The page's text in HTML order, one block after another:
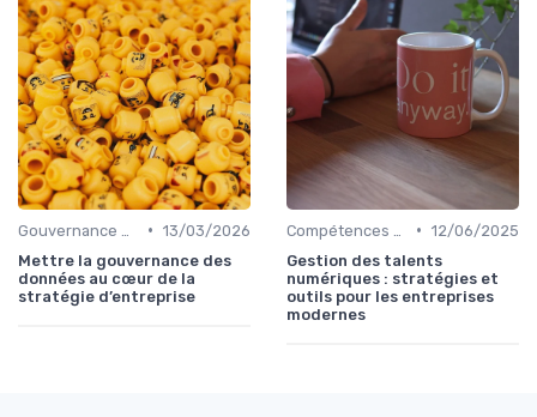
• 13/03/2026
Mettre la gouvernance des
données au cœur de la
stratégie d’entreprise
• 12/06/2025
Gestion des talents
numériques : stratégies et
outils pour les entreprises
modernes